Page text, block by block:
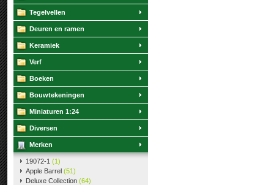
Tegelvellen
Deuren en ramen
Keramiek
Verf
Boeken
Bouwtekeningen
Miniaturen 1:24
Diversen
Merken
19072-1 (1)
Apple Barrel (51)
Deluxe Collection (64)